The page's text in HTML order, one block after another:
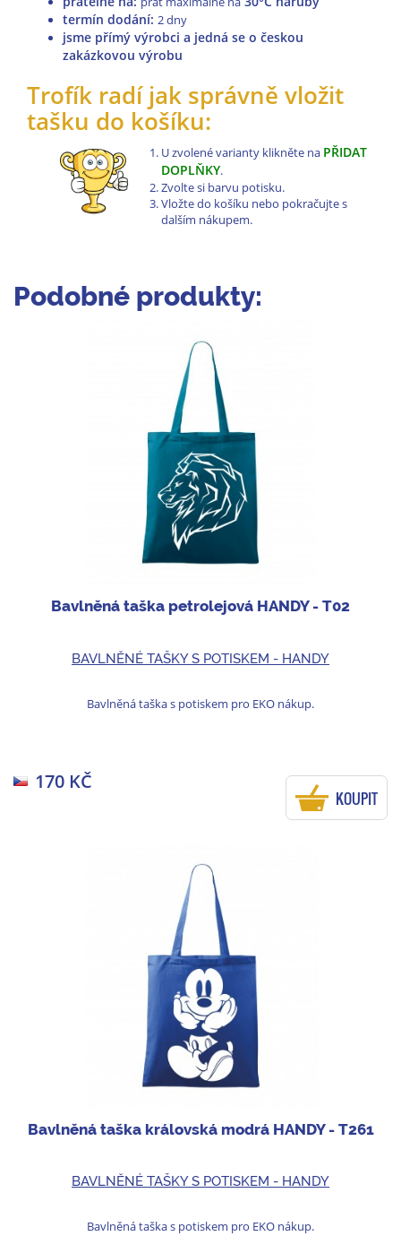
termín dodání: 2 dny
jsme přímý výrobci a jedná se o českou
zakázkovou výrobu
Trofík radí jak správně vložit
tašku do košíku:
U zvolené varianty klikněte na PŘIDAT
DOPLŇKY.
Zvolte si barvu potisku.
Vložte do košíku nebo pokračujte s
dalším nákupem.
Podobné produkty:
Bavlněná taška petrolejová HANDY - T02
BAVLNĚNÉ TAŠKY S POTISKEM - HANDY
Bavlněná taška s potiskem pro EKO nákup.
170 KČ
KOUPIT
Bavlněná taška královská modrá HANDY - T261
BAVLNĚNÉ TAŠKY S POTISKEM - HANDY
Bavlněná taška s potiskem pro EKO nákup.